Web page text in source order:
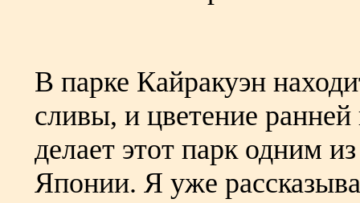
В парке Кайракуэн
сливы, и цветение ранней
делает этот парк одним
Японии. Я уже